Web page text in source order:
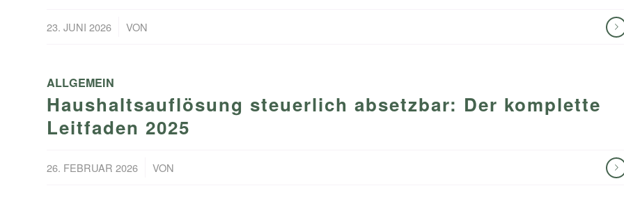
23. JUNI 2026 VON
ALLGEMEIN
Haushaltsauflösung steuerlich absetzbar: Der komplette
Leitfaden 2025
26. FEBRUAR 2026
/ VON